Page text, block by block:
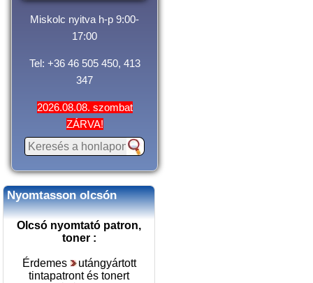
Miskolc nyitva h-p 9:00-
17:00
Tel: +36 46 505 450, 413
347
2026.08.08. szombat
ZÁRVA!
Nyomtasson olcsón
Olcsó nyomtató patron,
toner :
Érdemes
utángyártott
tintapatront és tonert